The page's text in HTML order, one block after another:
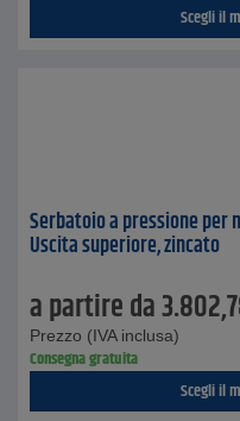
Scegli il
Serbatoio a pressione per
Uscita superiore, zincato
a partire da
Prezzo (IVA inclusa)
Consegna gratuita
Scegli il